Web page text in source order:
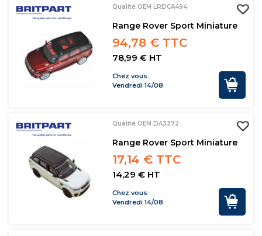
Qualité OEM LRDCA494
Range Rover Sport Miniature
94,78 € TTC
78,99 € HT
Chez vous
Vendredi 14/08
Qualité OEM DA3372
Range Rover Sport Miniature
17,14 € TTC
14,29 € HT
Chez vous
Vendredi 14/08